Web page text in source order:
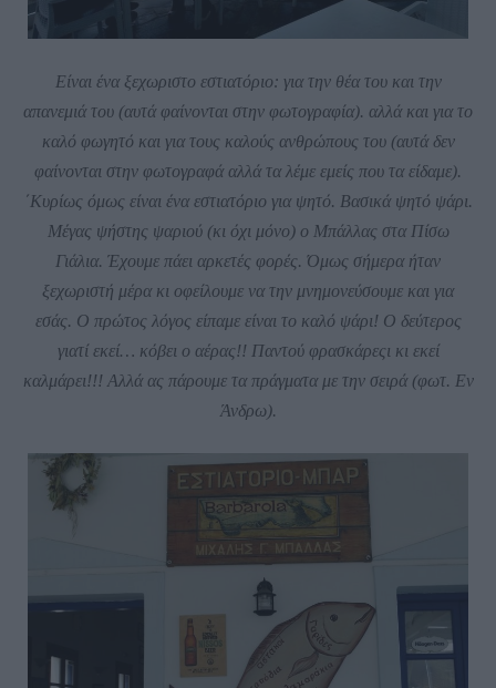
Είναι ένα ξεχωριστο εστιατόριο: για την θέα του και την
απανεμιά του (αυτά φαίνονται στην φωτογραφία). αλλά και για το
καλό φωγητό και για τους καλούς ανθρώπους του (αυτά δεν
φαίνονται στην φωτογραφά αλλά τα λέμε εμείς που τα είδαμε).
΄Κυρίως όμως είναι ένα εστιατόριο για ψητό. Βασικά ψητό ψάρι.
Μέγας ψήστης ψαριού (κι όχι μόνο) ο Μπάλλας στα Πίσω
Γιάλια. Έχουμε πάει αρκετές φορές. Όμως σήμερα ήταν
ξεχωριστή μέρα κι οφείλουμε να την μνημονεύσουμε και για
εσάς. Ο πρώτος λόγος είπαμε είναι το καλό ψάρι! Ο δεύτερος
γιατί εκεί… κόβει ο αέρας!! Παντού φρασκάρεςι κι εκεί
καλμάρει!!! Αλλά ας πάρουμε τα πράγματα με την σειρά (φωτ. Εν
Άνδρω).